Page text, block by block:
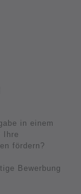
in einem
Ihre
fördern?
Bewerbung